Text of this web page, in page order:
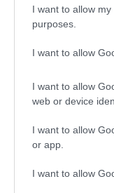
I want to allow
purposes.
I want to allow
I want to allow
web or device
I want to allow
or app.
I want to allow
video